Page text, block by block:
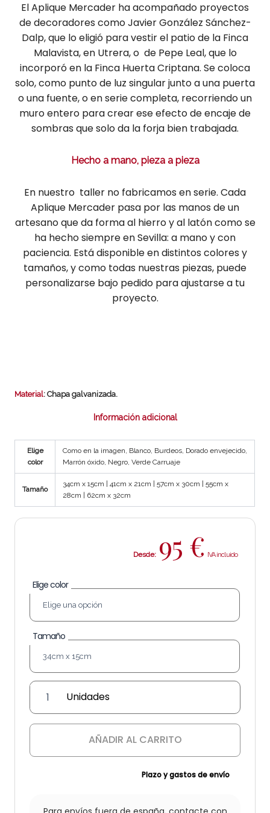
El Aplique Mercader ha acompañado proyectos
de decoradores como Javier González Sánchez-
Dalp, que lo eligió para vestir el patio de la Finca
Malavista, en Utrera, o de Pepe Leal, que lo
incorporó en la Finca Huerta Criptana. Se coloca
solo, como punto de luz singular junto a una puerta
o una fuente, o en serie completa, recorriendo un
muro entero para crear ese efecto de encaje de
sombras que solo da la forja bien trabajada.
Hecho a mano, pieza a pieza
En nuestro taller no fabricamos en serie. Cada
Aplique Mercader pasa por las manos de un
artesano que da forma al hierro y al latón como se
ha hecho siempre en Sevilla: a mano y con
paciencia. Está disponible en distintos colores y
tamaños, y como todas nuestras piezas, puede
personalizarse bajo pedido para ajustarse a tu
proyecto.
Material: Chapa galvanizada.
Información adicional
Elige
color
Como en la imagen, Blanco, Burdeos, Dorado envejecido,
Marrón óxido, Negro, Verde Carruaje
Tamaño
34cm x 15cm | 41cm x 21cm | 57cm x 30cm | 55cm x
28cm | 62cm x 32cm
Desde: 95 €
Elige color
Tamaño
Aplique
Farol
Mercader
AÑADIR AL CARRITO
Plazo y gastos de envío